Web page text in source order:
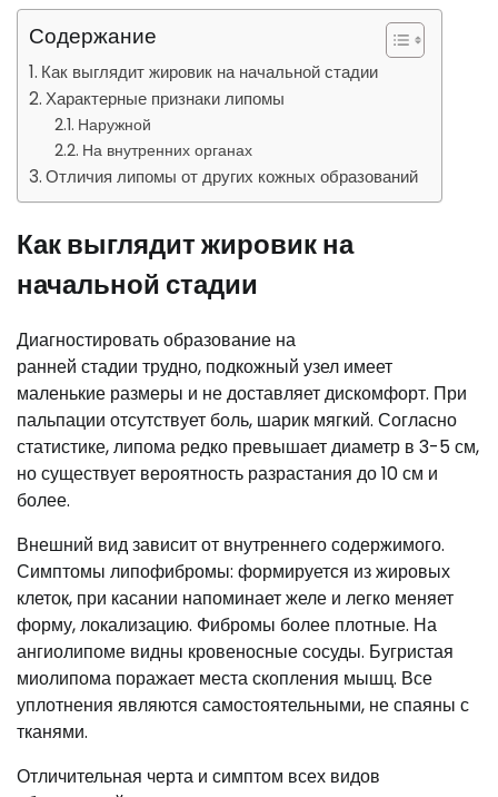
Содержание
Как выглядит жировик на начальной стадии
Характерные признаки липомы
Наружной
На внутренних органах
Отличия липомы от других кожных образований
Как выглядит жировик на
начальной стадии
Диагностировать образование на
ранней стадии трудно, подкожный узел имеет
маленькие размеры и не доставляет дискомфорт. При
пальпации отсутствует боль, шарик мягкий. Согласно
статистике, липома редко превышает диаметр в 3-5 см,
но существует вероятность разрастания до 10 см и
более.
Внешний вид зависит от внутреннего содержимого.
Симптомы липофибромы: формируется из жировых
клеток, при касании напоминает желе и легко меняет
форму, локализацию. Фибромы более плотные. На
ангиолипоме видны кровеносные сосуды. Бугристая
миолипома поражает места скопления мышц. Все
уплотнения являются самостоятельными, не спаяны с
тканями.
Отличительная черта и симптом всех видов